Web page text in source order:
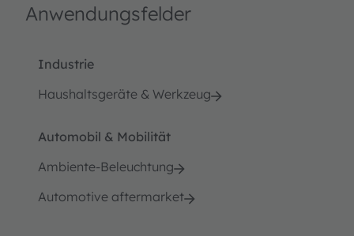
Anwendungsfelder
Industrie
Haushaltsgeräte & Werkzeug
Automobil & Mobilität
Ambiente-Beleuchtung
Automotive aftermarket